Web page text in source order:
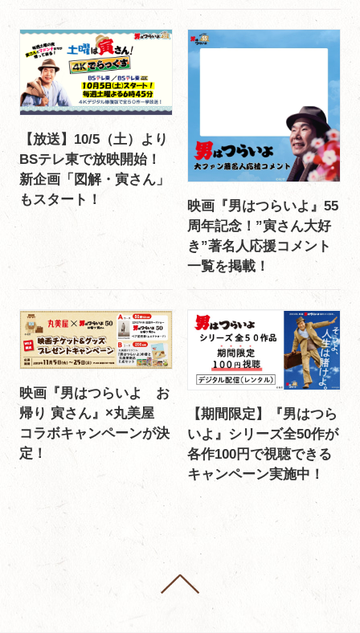
【放送】10/5（土）より
BSテレ東で放映開始！
新企画「図解・寅さん」
もスタート！
映画『男はつらいよ』55
周年記念！”寅さん大好
き”著名人応援コメント
一覧を掲載！
映画『男はつらいよ お
帰り 寅さん』×丸美屋
コラボキャンペーンが決
定！
【期間限定】『男はつら
いよ』シリーズ全50作が
各作100円で視聴できる
キャンペーン実施中！